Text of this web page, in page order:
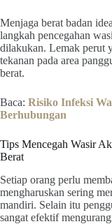
Menjaga berat badan
langkah pencegahan
dilakukan. Lemak perut
tekanan pada area
berat.
Baca: Risiko Infeksi
Berhubungan
Tips Mencegah Wasir
Berat
Setiap orang perlu
mengharuskan sering
mandiri. Selain itu
sangat efektif